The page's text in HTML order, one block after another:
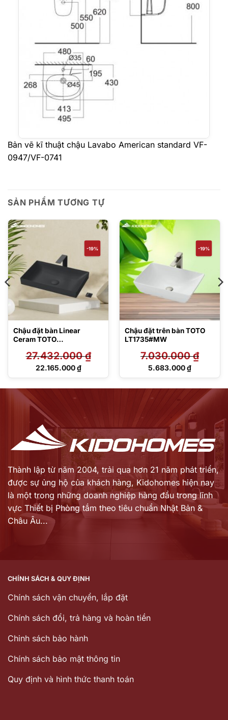
Bản vẽ kĩ thuật chậu Lavabo American standard VF-
0947/VF-0741
SẢN PHẨM TƯƠNG TỰ
-19%
Chậu đặt bàn Linear
Ceram TOTO
27.432.000₫
Giá
22.165.000₫
Giá
-19%
Chậu đặt trên bàn TOTO
LT1735#MW
7.030.000₫
Giá
7.030.000 ₫.
5.683.000₫
Giá
5.683.000 ₫.
Thành lập từ năm 2004, trải qua hơn 21 năm phát triển,
được sự ủng hộ của khách hàng, Kidohomes hiện nay
là một trong những doanh nghiệp hàng đầu trong lĩnh
vực Thiết bị Phòng tắm theo tiêu chuẩn Nhật Bản &
Châu Âu...
CHÍNH SÁCH & QUY ĐỊNH
Chính sách vận chuyển, lắp đặt
Chính sách đổi, trả hàng và hoàn tiền
Chinh sách bảo hành
Chính sách bảo mật thông tin
Quy định và hình thức thanh toán